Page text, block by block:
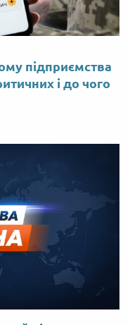
підприємства
і до чого